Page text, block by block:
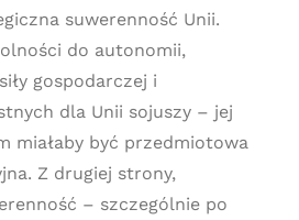
suwerenność Unii.
do autonomii,
gospodarczej i
dla Unii sojuszy – jej
miałaby być przedmiotowa
Z drugiej strony,
– szczególnie po